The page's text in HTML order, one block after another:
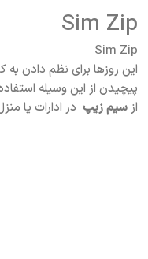
Sim Zip
Sim Zip
این روزها برای نظم دادن
پیچیدن از این وسیله
ازسیم زیپ در ادارات یا